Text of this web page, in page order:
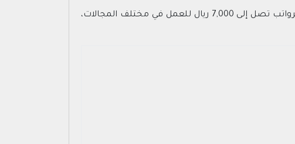
- ) للجنسين برواتب تصل إلى 7,000 ريال للعمل في مختلف المجالات،